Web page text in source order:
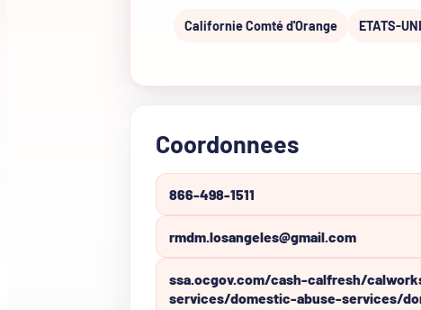
Californie Comté d'Orange ETATS-
Coordonnees
866-498-1511
rmdm.losangeles@gmail.com
ssa.ocgov.com/cash-calfresh/
services/domestic-abuse-services/